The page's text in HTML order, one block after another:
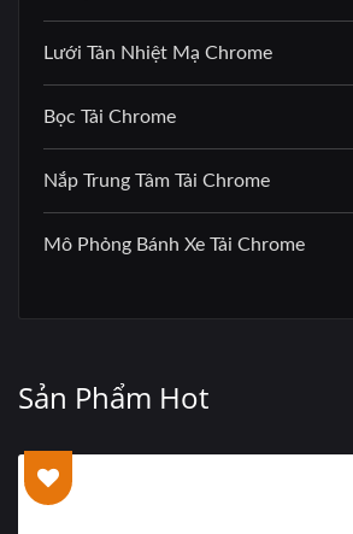
Lưới Tản Nhiệt Mạ Chrome
Bọc Tải Chrome
Nắp Trung Tâm Tải Chrome
Mô Phỏng Bánh Xe Tải Chrome
Sản Phẩm Hot